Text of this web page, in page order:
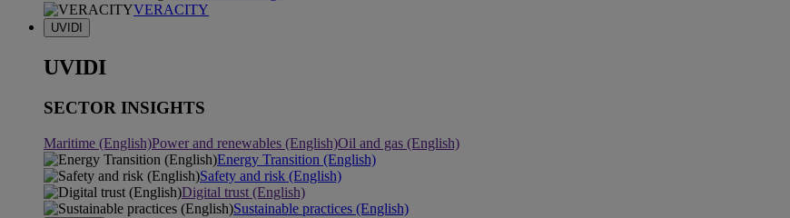
VERACITY
UVIDI
UVIDI
SECTOR INSIGHTS
Maritime (English)Power and renewables (English)Oil and gas (English)
Energy Transition (English)
Safety and risk (English)
Digital trust (English)
Sustainable practices (English)